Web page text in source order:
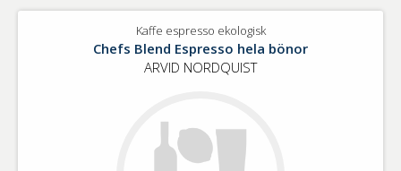
Kaffe espresso ekologisk
Chefs Blend Espresso hela bönor
ARVID NORDQUIST